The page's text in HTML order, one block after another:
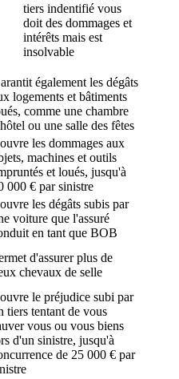
tiers indentifié vous
doit des dommages et
intérêts mais est
insolvable
également les dégâts
logements et bâtiments
comme une chambre
ou une salle des fêtes
les dommages aux
machines et outils
et loués, jusqu'à
000 € par sinistre
les dégâts subis par
voiture que l'assuré
en tant que BOB
d'assurer plus de
chevaux de selle
le préjudice subi par
tiers tentant de vous
vous ou vous biens
d'un sinistre, jusqu'à
de 25 000 € par